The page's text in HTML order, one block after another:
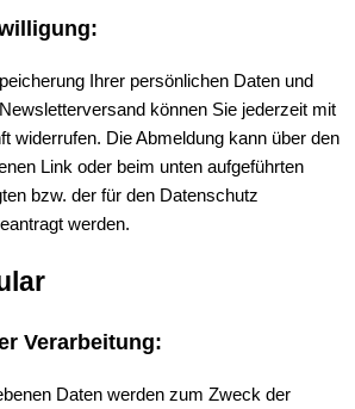
Ihrer persönlichen Daten und
können Sie jederzeit mit
widerrufen. Die Abmeldung kann über den
Link oder beim unten aufgeführten
bzw. der für den Datenschutz
werden.
Verarbeitung:
Daten werden zum Zweck der